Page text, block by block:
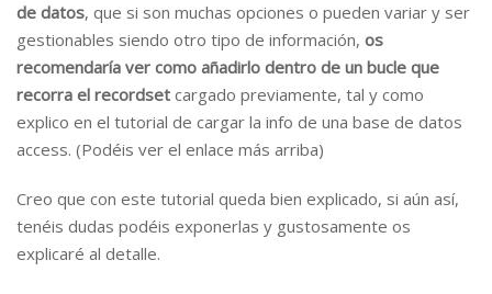
de datos, que si son muchas opciones o pueden variar y ser
gestionables siendo otro tipo de información, os
recomendaría ver como añadirlo dentro de un bucle que
recorra el recordset cargado previamente, tal y como
explico en el tutorial de cargar la info de una base de datos
access. (Podéis ver el enlace más arriba)
Creo que con este tutorial queda bien explicado, si aún así,
tenéis dudas podéis exponerlas y gustosamente os
explicaré al detalle.